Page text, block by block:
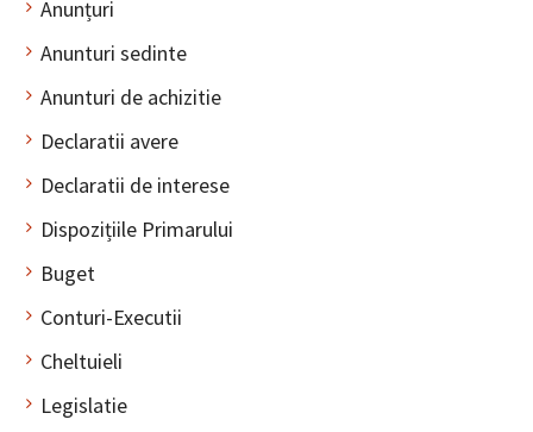
Anunțuri
Anunturi sedinte
Anunturi de achizitie
Declaratii avere
Declaratii de interese
Dispozițiile Primarului
Buget
Conturi-Executii
Cheltuieli
Legislatie